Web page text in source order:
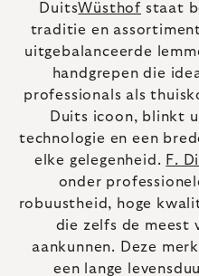
DuitsWüsthof staat
traditie en
uitgebalanceerde
handgrepen die
professionals als
Duits icoon, blinkt
technologie en een
elke gelegenheid. F.
onder
robuustheid, hoge
die zelfs de meest
aankunnen. Deze
een lange